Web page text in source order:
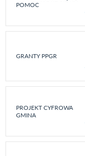
POMOC
GRANTY PPGR
PROJEKT CYFROWA
GMINA